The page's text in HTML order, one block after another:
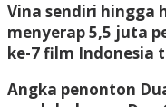
Vina sendiri hingga
menyerap 5,5 juta
ke-7 film Indonesia
Angka penonton